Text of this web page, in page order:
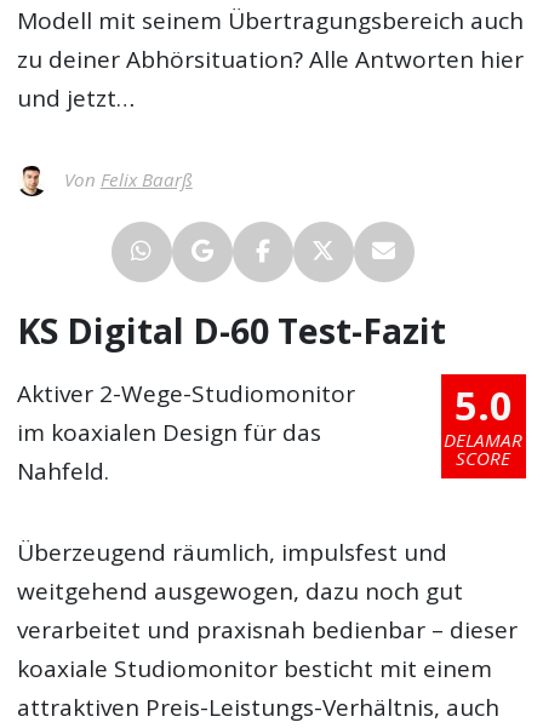
Modell mit seinem Übertragungsbereich auch
zu deiner Abhörsituation? Alle Antworten hier
und jetzt…
Von Felix Baarß
KS Digital D-60 Test-Fazit
5.0
DELAMAR
SCORE
Aktiver 2-Wege-Studiomonitor
im koaxialen Design für das
Nahfeld.
Überzeugend räumlich, impulsfest und
weitgehend ausgewogen, dazu noch gut
verarbeitet und praxisnah bedienbar – dieser
koaxiale Studiomonitor besticht mit einem
attraktiven Preis-Leistungs-Verhältnis, auch